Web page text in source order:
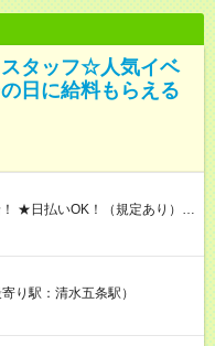
タッフ☆人気イベ
日に給料もらえる
後はコンビニATMから 日払
り駅：清水五条駅）